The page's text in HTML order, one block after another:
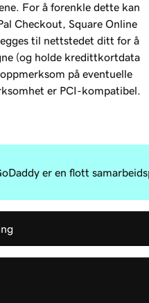
For å forenkle dette kan
Checkout, Square Online
til nettstedet ditt for å
(og holde kredittkortdata
på eventuelle
er PCI-kompatibel.
er en flott